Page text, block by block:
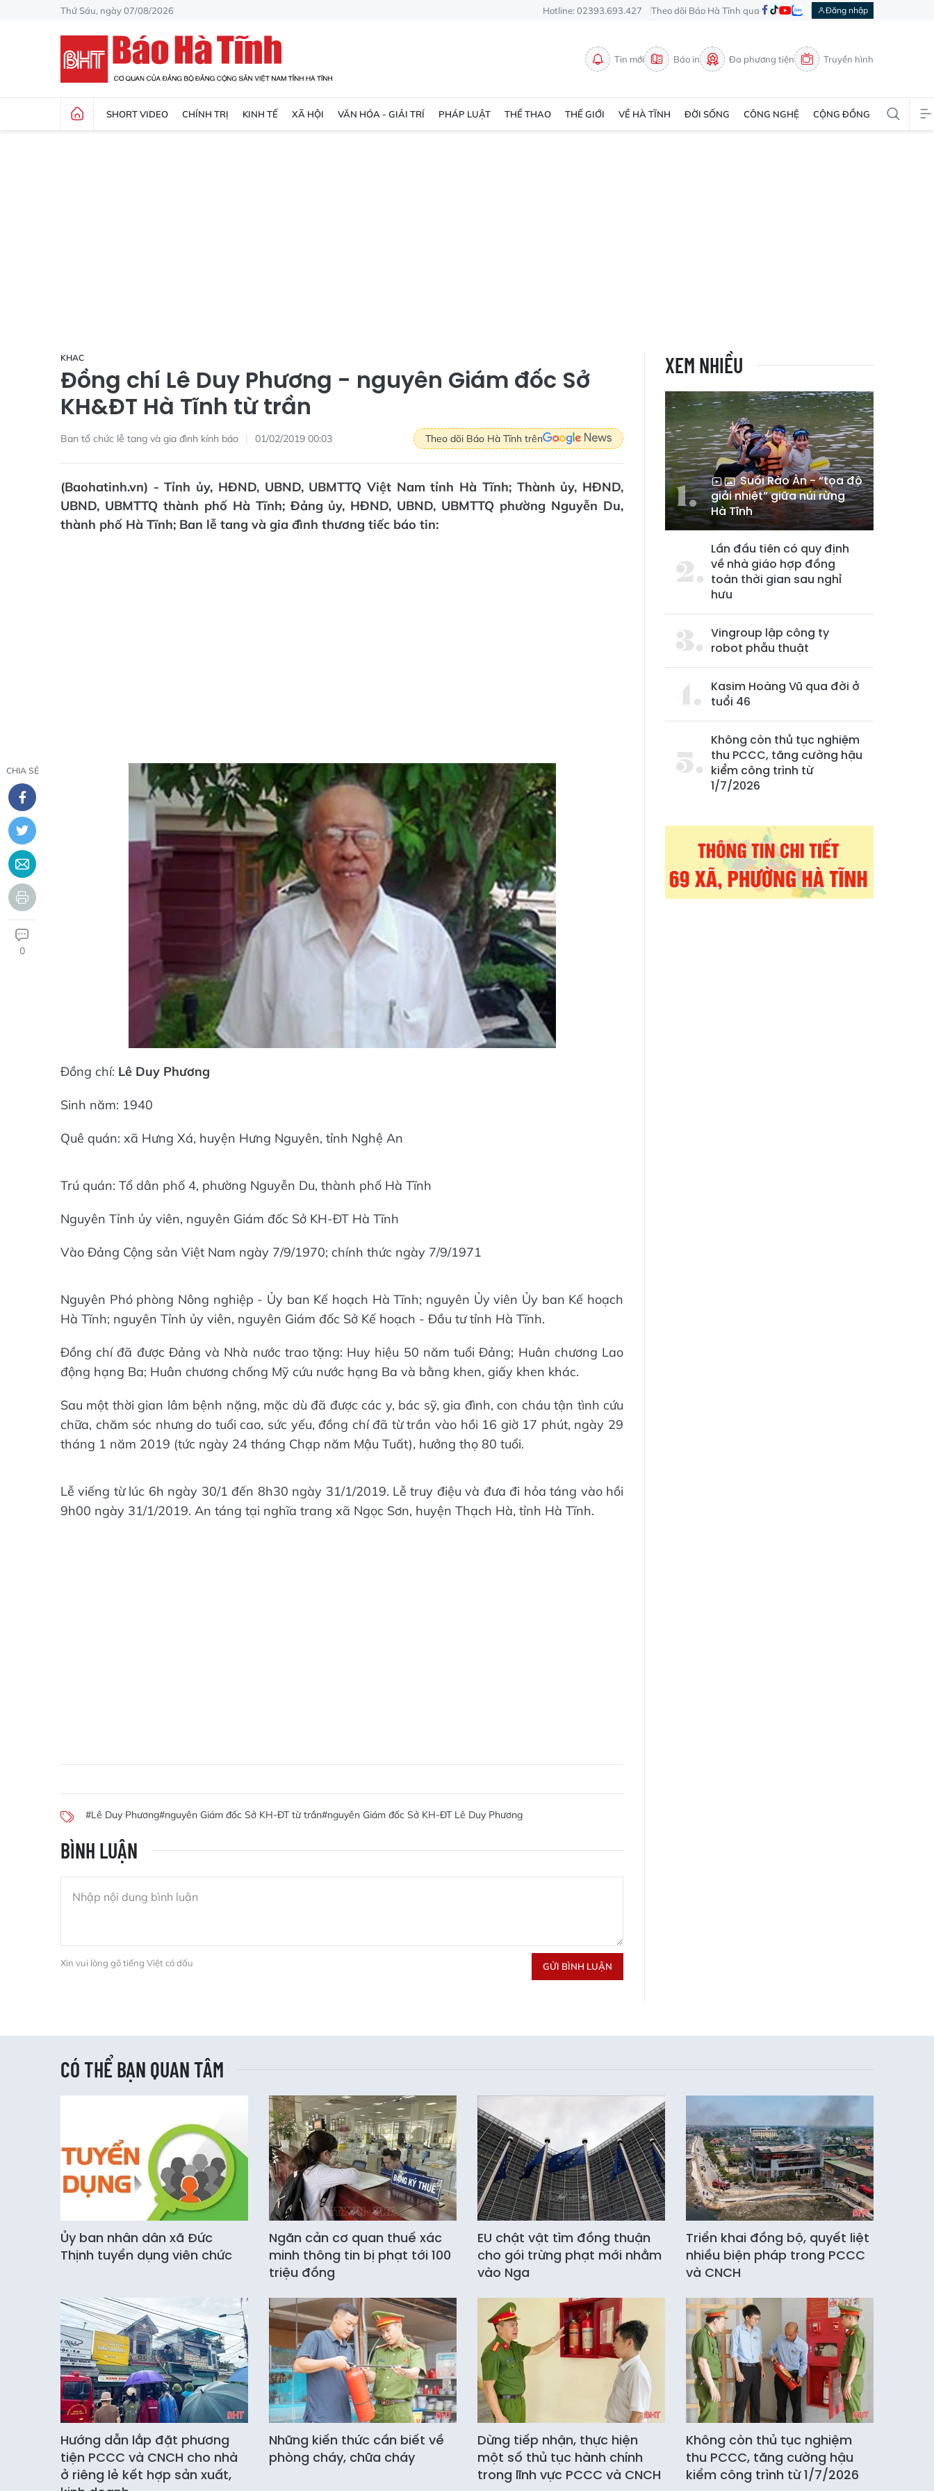
Thứ Sáu, ngày 07/08/2026 Hotline: 02393.693.427 Theo dõi Báo Hà Tĩnh qua Đăng nhập
Tin mới Báo in Đa phương tiện Truyền hình
SHORT VIDEO CHÍNH TRỊ KINH TẾ XÃ HỘI VĂN HÓA - GIẢI TRÍ PHÁP LUẬT THỂ THAO THẾ GIỚI VỀ HÀ TĨNH ĐỜI SỐNG CÔNG NGHỆ CỘNG ĐỒNG
KHAC
Đồng chí Lê Duy Phương - nguyên Giám đốc Sở
KH&ĐT Hà Tĩnh từ trần
Ban tổ chức lễ tang và gia đình kính báo 01/02/2019 00:03 Theo dõi Báo Hà Tĩnh trên
(Baohatinh.vn) - Tỉnh ủy, HĐND, UBND, UBMTTQ Việt Nam tỉnh Hà Tĩnh; Thành ủy, HĐND,
UBND, UBMTTQ thành phố Hà Tĩnh; Đảng ủy, HĐND, UBND, UBMTTQ phường Nguyễn Du,
thành phố Hà Tĩnh; Ban lễ tang và gia đình thương tiếc báo tin:
CHIA SẺ
0
Đồng chí: Lê Duy Phương
Sinh năm: 1940
Quê quán: xã Hưng Xá, huyện Hưng Nguyên, tỉnh Nghệ An
Trú quán: Tổ dân phố 4, phường Nguyễn Du, thành phố Hà Tĩnh
Nguyên Tỉnh ủy viên, nguyên Giám đốc Sở KH-ĐT Hà Tĩnh
Vào Đảng Cộng sản Việt Nam ngày 7/9/1970; chính thức ngày 7/9/1971
Nguyên Phó phòng Nông nghiệp - Ủy ban Kế hoạch Hà Tĩnh; nguyên Ủy viên Ủy ban Kế hoạch
Hà Tĩnh; nguyên Tỉnh ủy viên, nguyên Giám đốc Sở Kế hoạch - Đầu tư tỉnh Hà Tĩnh.
Đồng chí đã được Đảng và Nhà nước trao tặng: Huy hiệu 50 năm tuổi Đảng; Huân chương Lao
động hạng Ba; Huân chương chống Mỹ cứu nước hạng Ba và bằng khen, giấy khen khác.
Sau một thời gian lâm bệnh nặng, mặc dù đã được các y, bác sỹ, gia đình, con cháu tận tình cứu
chữa, chăm sóc nhưng do tuổi cao, sức yếu, đồng chí đã từ trần vào hồi 16 giờ 17 phút, ngày 29
tháng 1 năm 2019 (tức ngày 24 tháng Chạp năm Mậu Tuất), hưởng thọ 80 tuổi.
Lễ viếng từ lúc 6h ngày 30/1 đến 8h30 ngày 31/1/2019. Lễ truy điệu và đưa đi hỏa táng vào hồi
9h00 ngày 31/1/2019. An táng tại nghĩa trang xã Ngọc Sơn, huyện Thạch Hà, tỉnh Hà Tĩnh.
#Lê Duy Phương#nguyên Giám đốc Sở KH-ĐT từ trần#nguyên Giám đốc Sở KH-ĐT Lê Duy Phương
BÌNH LUẬN
Xin vui lòng gõ tiếng Việt có dấu GỬI BÌNH LUẬN
XEM NHIỀU
Suối Rào Àn - “tọa độ
giải nhiệt” giữa núi rừng
Hà Tĩnh
Lần đầu tiên có quy định
về nhà giáo hợp đồng
toàn thời gian sau nghỉ
hưu
Vingroup lập công ty
robot phẫu thuật
Kasim Hoàng Vũ qua đời ở
tuổi 46
Không còn thủ tục nghiệm
thu PCCC, tăng cường hậu
kiểm công trình từ
1/7/2026
CÓ THỂ BẠN QUAN TÂM
Ủy ban nhân dân xã Đức
Thịnh tuyển dụng viên chức
Ngăn cản cơ quan thuế xác
minh thông tin bị phạt tới 100
triệu đồng
EU chật vật tìm đồng thuận
cho gói trừng phạt mới nhằm
vào Nga
Triển khai đồng bộ, quyết liệt
nhiều biện pháp trong PCCC
và CNCH
Hướng dẫn lắp đặt phương
tiện PCCC và CNCH cho nhà
ở riêng lẻ kết hợp sản xuất,
Những kiến thức cần biết về
phòng cháy, chữa cháy
Dừng tiếp nhận, thực hiện
một số thủ tục hành chính
trong lĩnh vực PCCC và CNCH
Không còn thủ tục nghiệm
thu PCCC, tăng cường hậu
kiểm công trình từ 1/7/2026